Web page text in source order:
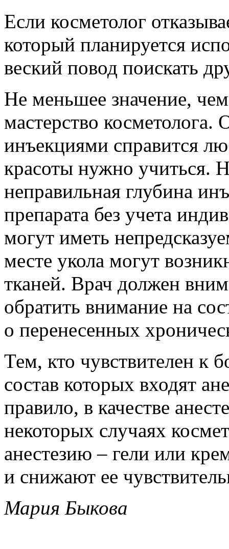
Если косметолог
который планируется
веский повод поискать
Не меньшее значение,
мастерство
инъекциями справится
красоты нужно учиться.
неправильная глубина
препарата без учета
могут иметь
месте укола могут
тканей. Врач должен
обратить внимание на
о перенесенных
Тем, кто чувствителен к
состав которых входят
правило, в качестве
некоторых случаях
анестезию – гели или
и снижают ее
Мария Быкова